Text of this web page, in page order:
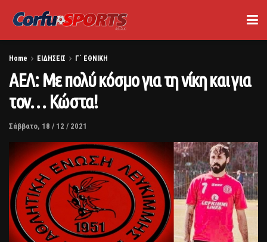
Home ΕΙΔΗΣΕΙΣ Γ΄ ΕΘΝΙΚΗ
ΑΕΛ: Με πολύ κόσμο για τη νίκη και για
τον… Κώστα!
Σάββατο, 18 / 12 / 2021